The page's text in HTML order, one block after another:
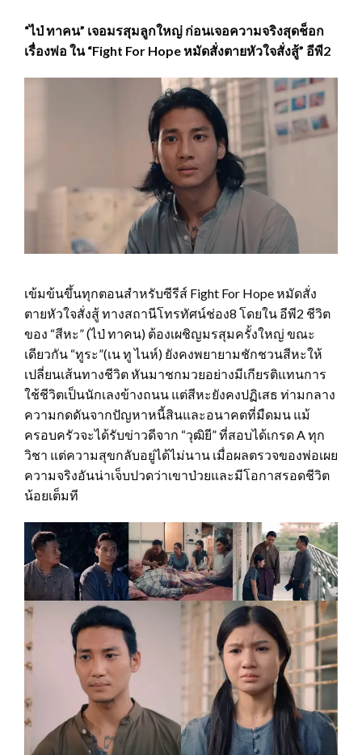
“ไป่ ทาคน” เจอมรสุมลูกใหญ่ ก่อนเจอความจริงสุดช็อก
เรื่องพ่อ ใน “Fight For Hope หมัดสั่งตายหัวใจสั่งสู้” อีพี2
เข้มข้นขึ้นทุกตอนสำหรับซีรีส์ Fight For Hope หมัดสั่ง
ตายหัวใจสั่งสู้ ทางสถานีโทรทัศน์ช่อง8 โดยใน อีพี2 ชีวิต
ของ “สีหะ” (ไป่ ทาคน) ต้องเผชิญมรสุมครั้งใหญ่ ขณะ
เดียวกัน “ทูระ”(เน ทู ไนห์) ยังคงพยายามชักชวนสีหะให้
เปลี่ยนเส้นทางชีวิต หันมาชกมวยอย่างมีเกียรติแทนการ
ใช้ชีวิตเป็นนักเลงข้างถนน แต่สีหะยังคงปฏิเสธ ท่ามกลาง
ความกดดันจากปัญหาหนี้สินและอนาคตที่มืดมน แม้
ครอบครัวจะได้รับข่าวดีจาก “วุฒิยี” ที่สอบได้เกรด A ทุก
วิชา แต่ความสุขกลับอยู่ได้ไม่นาน เมื่อผลตรวจของพ่อเผย
ความจริงอันน่าเจ็บปวดว่าเขาป่วยและมีโอกาสรอดชีวิต
น้อยเต็มที